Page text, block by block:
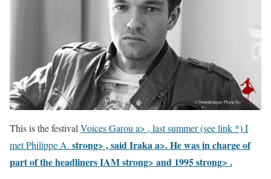
This is the festival Voices Garou a> , last summer (see link *) I
met Philippe A. strong> , saidIraka a>. He was in charge of
part of the headlinersIAM strong> and 1995 strong> .